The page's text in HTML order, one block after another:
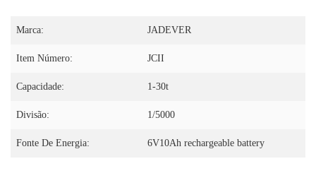
Marca: JADEVER
Item Número: JCII
Capacidade: 1-30t
Divisão: 1/5000
Fonte De Energia: 6V10Ah rechargeable battery